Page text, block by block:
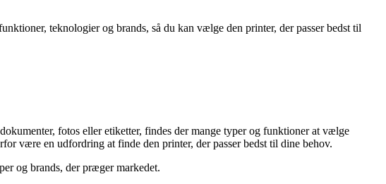
teknologier og brands, så du kan vælge den printer, der passer bedst til
fotos eller etiketter, findes der mange typer og funktioner at vælge
være en udfordring at finde den printer, der passer bedst til dine behov.
og brands, der præger markedet.